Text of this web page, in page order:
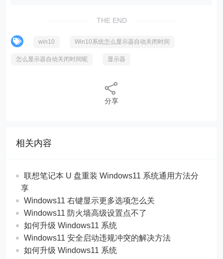
THE END
win10 Win10系统怎么显示器自动关闭时间
怎么显示器自动关闭时间呢 显示器
分享
相关内容
联想笔记本 U 盘重装 Windows11 系统通用方法分
享
Windows11 右键显示更多选项怎么关
Windows11 防火墙高级设置点不了
如何升级 Windows11 系统
Windows11 安全启动违规冲突的解决方法
如何升级 Windows11 系统